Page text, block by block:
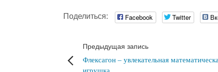
Поделиться: Facebook Twitter
Предыдущая запись
Флексагон – увлекательная
игрушка